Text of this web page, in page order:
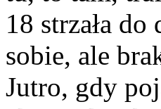
18 strzała
sobie, ale
Jutro, gdy